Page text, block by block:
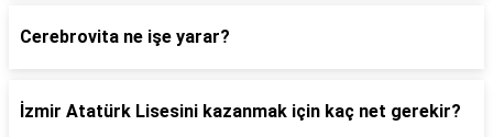
Cerebrovita ne işe yarar?
İzmir Atatürk Lisesini kazanmak için kaç net gerekir?